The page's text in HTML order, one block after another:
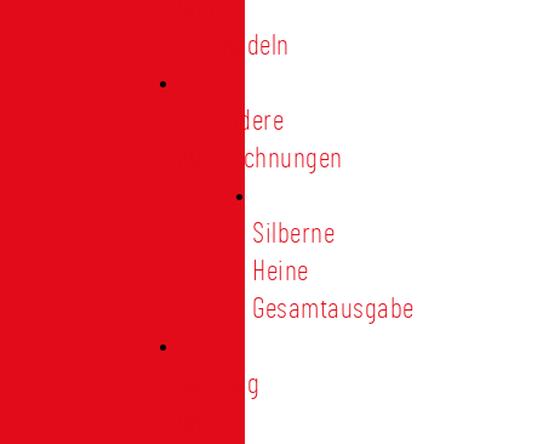
Treunadeln
Besondere
Auszeichnungen
Silberne
Heine
Gesamtausgabe
Satzung